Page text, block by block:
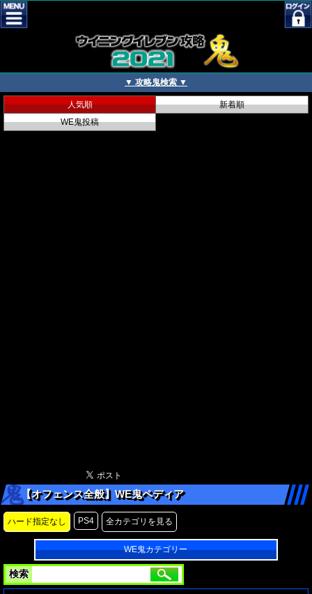
▼ 攻略鬼検索 ▼
人気順
新着順
WE鬼投稿
【オフェンス全般】WE鬼ペディア
ハード指定なし PS4 全カテゴリを見る
WE鬼カテゴリー
検索